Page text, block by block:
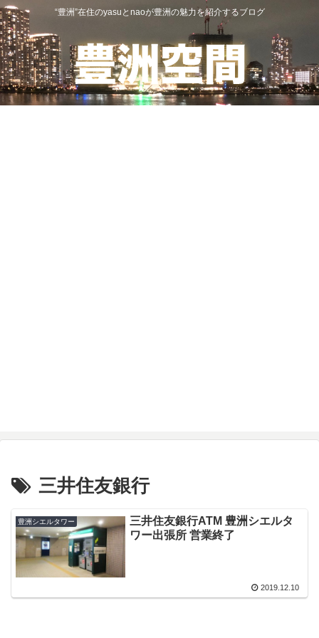
“豊洲”在住のyasuとnaoが豊洲の魅力を紹介するブログ
三井住友銀行
豊洲シエルタワー
三井住友銀行ATM 豊洲シエルタ
ワー出張所 営業終了
2019.12.10